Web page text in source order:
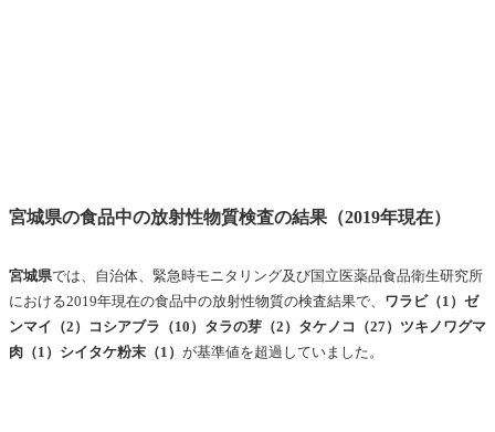
宮城県の食品中の放射性物質検査の結果（2019年現在）
宮城県では、自治体、緊急時モニタリング及び国立医薬品食品衛生研究所
における2019年現在の食品中の放射性物質の検査結果で、 ワラビ（1）ゼ
ンマイ（2）コシアブラ（10）タラの芽（2）タケノコ（27）ツキノワグマ
肉（1）シイタケ粉末（1） が基準値を超過していました。